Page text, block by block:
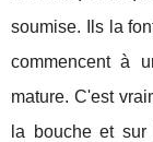
soumise. Ils la
commencent à
mature. C'est
la bouche et